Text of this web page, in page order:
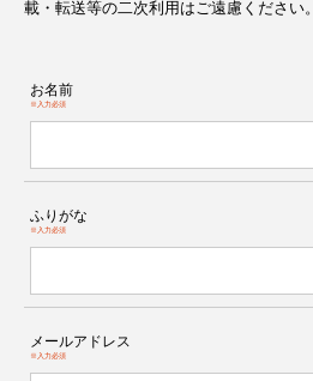
載・転送等の二次利用はご遠慮ください。
お名前
※入力必須
ふりがな
※入力必須
メールアドレス
※入力必須